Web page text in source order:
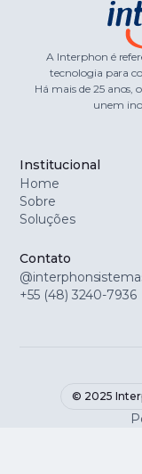
A Interphon é
tecnologia para
Há mais de 25 anos,
unem
Institucional
Home
Sobre
Soluções
Contato
+55 (48) 3240-7936
© 2025